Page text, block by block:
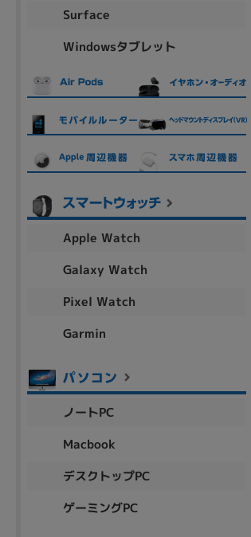
Surface
Windowsタブレット
Apple Watch
Galaxy Watch
Pixel Watch
Garmin
ノートPC
Macbook
デスクトップPC
ゲーミングPC
各項目のチェックボックスは「or検索」となります。
ただし機能別のみ「and検索」となります。